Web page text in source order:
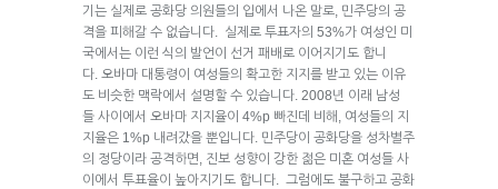
기는 실제로 공화당 의원들의 입에서 나온 말로, 민주당의 공
격을 피해갈 수 없습니다. 실제로 투표자의 53%가 여성인 미
국에서는 이런 식의 발언이 선거 패배로 이어지기도 합니
다. 오바마 대통령이 여성들의 확고한 지지를 받고 있는 이유
도 비슷한 맥락에서 설명할 수 있습니다. 2008년 이래 남성
들 사이에서 오바마 지지율이 4%p 빠진데 비해, 여성들의 지
지율은 1%p 내려갔을 뿐입니다. 민주당이 공화당을 성차별주
의 정당이라 공격하면, 진보 성향이 강한 젊은 미혼 여성들 사
이에서 투표율이 높아지기도 합니다. 그럼에도 불구하고 공화